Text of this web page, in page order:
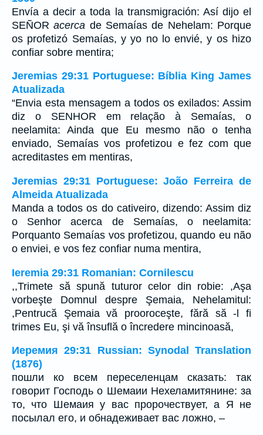
Envía a decir a toda la transmigración: Así dijo el
SEÑORacerca de Semaías de Nehelam: Porque
os profetizó Semaías, y yo no lo envié, y os hizo
confiar sobre mentira;
Jeremias 29:31 Portuguese: Bíblia King James
Atualizada
“Envia esta mensagem a todos os exilados: Assim
diz o SENHOR em relação à Semaías, o
neelamita: Ainda que Eu mesmo não o tenha
enviado, Semaías vos profetizou e fez com que
acreditastes em mentiras,
Jeremias 29:31 Portuguese: João Ferreira de
Almeida Atualizada
Manda a todos os do cativeiro, dizendo: Assim diz
o Senhor acerca de Semaías, o neelamita:
Porquanto Semaías vos profetizou, quando eu não
o enviei, e vos fez confiar numa mentira,
Ieremia 29:31 Romanian: Cornilescu
,,Trimete să spună tuturor celor din robie: ,Aşa
vorbeşte Domnul despre Şemaia, Nehelamitul:
,Pentrucă Şemaia vă prooroceşte, fără să -l fi
trimes Eu, şi vă însuflă o încredere mincinoasă,
Иеремия 29:31 Russian: Synodal Translation
(1876)
пошли ко всем переселенцам сказать: так
говорит Господь о Шемаии Нехеламитянине: за
то, что Шемаия у вас пророчествует, а Я не
посылал его, и обнадеживает вас ложно, –